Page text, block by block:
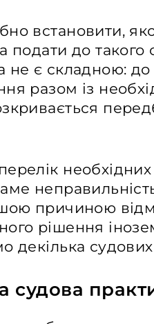
встановити,
подати до такого
не є складною: до
разом із
необхідних
причиною
рішення
декілька
судова